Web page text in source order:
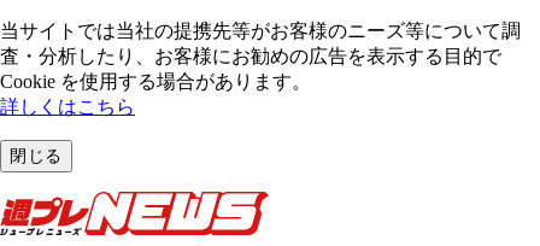
当サイトでは当社の提携先等がお客様のニーズ等について調
査・分析したり、お客様にお勧めの広告を表⽰する⽬的で
Cookie を使⽤する場合があります。
詳しくはこちら
閉じる